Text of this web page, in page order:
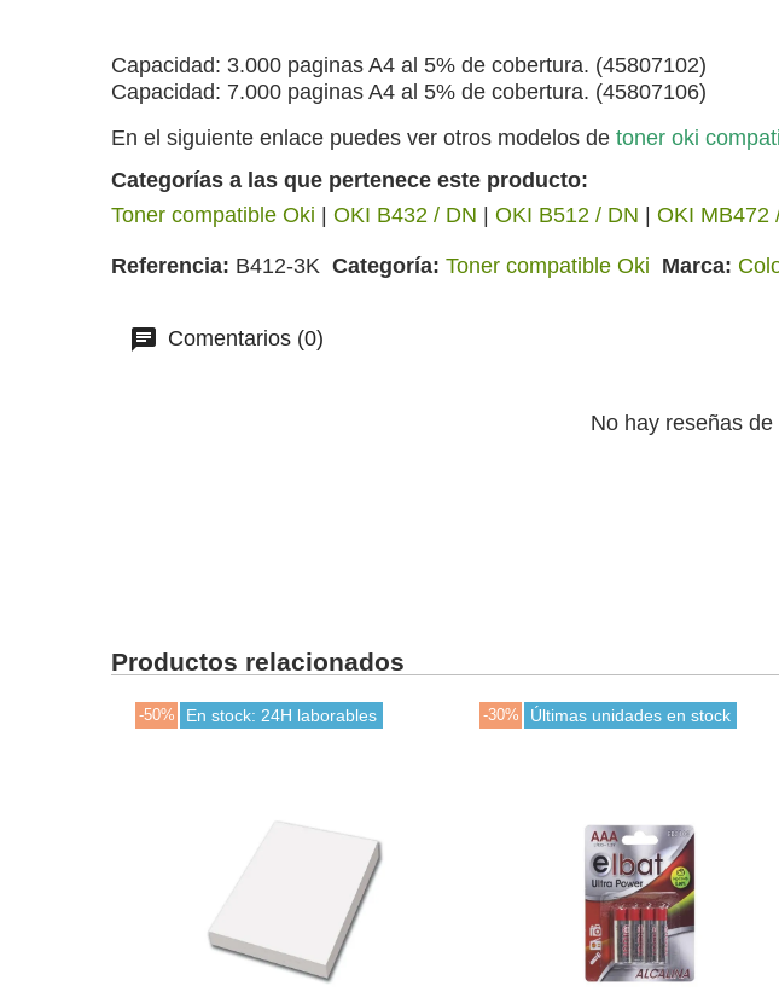
Capacidad: 3.000 paginas A4 al 5% de cobertura. (45807102)
Capacidad: 7.000 paginas A4 al 5% de cobertura. (45807106)
En el siguiente enlace puedes ver otros modelos de toner oki
Categorías a las que pertenece este producto:
Toner compatible Oki
OKI B432 / DN OKI B512 / DN OKI MB472
Referencia B412-3K Categoría Toner compatible Oki Marca
Comentarios (0)
No hay reseñas
Productos relacionados
-50% En stock: 24H laborables -30% Últimas unidades en stock